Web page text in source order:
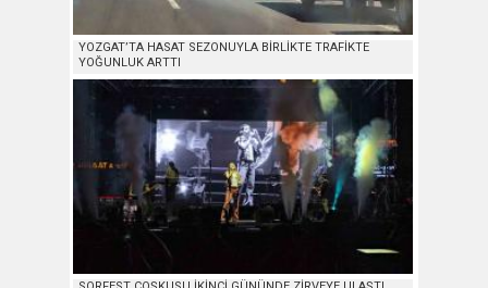
YOZGAT’TA HASAT SEZONUYLA BİRLİKTE TRAFİKTE
YOĞUNLUK ARTTI